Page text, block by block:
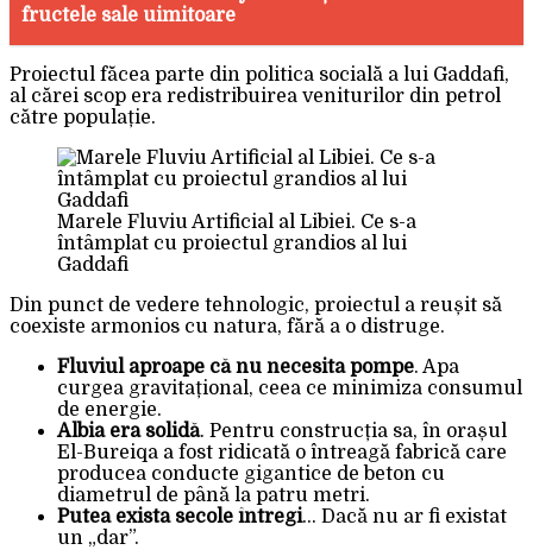
fructele sale uimitoare
Proiectul făcea parte din politica socială a lui Gaddafi,
al cărei scop era redistribuirea veniturilor din petrol
către populație.
Marele Fluviu Artificial al Libiei. Ce s-a
întâmplat cu proiectul grandios al lui
Gaddafi
Din punct de vedere tehnologic, proiectul a reușit să
coexiste armonios cu natura, fără a o distruge.
Fluviul aproape că nu necesita pompe. Apa
curgea gravitațional, ceea ce minimiza consumul
de energie.
Albia era solidă. Pentru construcția sa, în orașul
El-Bureiqa a fost ridicată o întreagă fabrică care
producea conducte gigantice de beton cu
diametrul de până la patru metri.
Putea exista secole întregi… Dacă nu ar fi existat
un „dar”.